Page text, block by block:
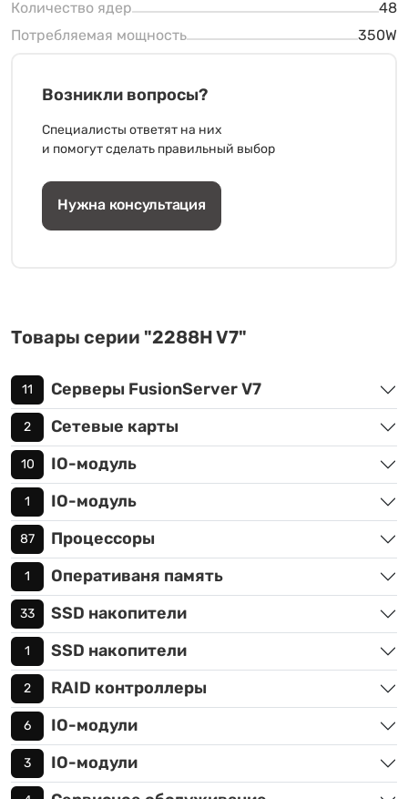
Количество ядер
48
Потребляемая мощность
350W
Возникли вопросы?
Специалисты ответят на них
и помогут сделать правильный выбор
Нужна консультация
Товары серии "2288H V7"
11 Серверы FusionServer V7
2 Сетевые карты
10 IO-модуль
1 IO-модуль
87 Процессоры
1 Оперативаня память
33 SSD накопители
1 SSD накопители
2 RAID контроллеры
6 IO-модули
3 IO-модули